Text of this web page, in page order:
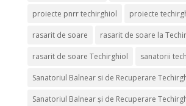
proiecte pnrr techirghiol proiecte
rasarit de soare rasarit de soare la
rasarit de soare Techirghiol sanatorii
Sanatoriul Balnear si de Recuperare
Sanatoriul Balnear și de Recuperare